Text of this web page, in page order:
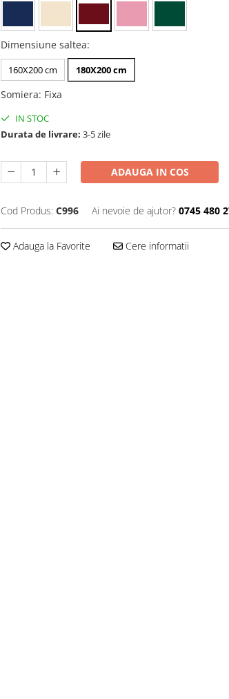
Dimensiune saltea:
160X200 cm 180X200 cm
Somiera: Fixa
IN STOC
Durata de livrare: 3-5 zile
ADAUGA IN COS
Cod Produs: C996 Ai nevoie de ajutor? 0745 480
Adauga la Favorite Cere informatii